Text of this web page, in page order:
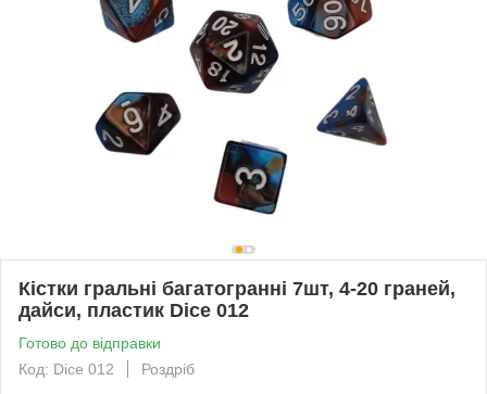
Кістки гральні багатогранні 7шт, 4-20 граней,
дайси, пластик Dice 012
Готово до відправки
Код: Dice 012
Роздріб